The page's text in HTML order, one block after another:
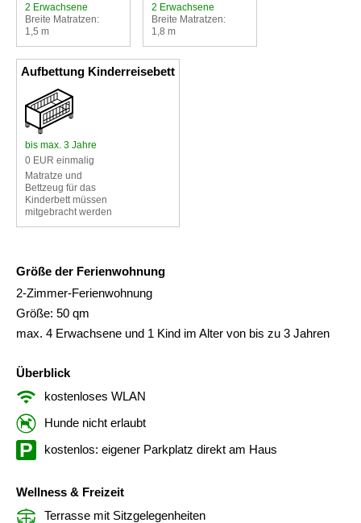
2 Erwachsene
Breite Matratzen:
1,5 m
2 Erwachsene
Breite Matratzen:
1,8 m
Aufbettung Kinderreisebett
bis max. 3 Jahre
0 EUR einmalig
Matratze und
Bettzeug für das
Kinderbett müssen
mitgebracht werden
Größe der Ferienwohnung
2-Zimmer-Ferienwohnung
Größe: 50 qm
max. 4 Erwachsene und 1 Kind im Alter von bis zu 3 Jahren
Überblick
kostenloses WLAN
Hunde nicht erlaubt
kostenlos: eigener Parkplatz direkt am Haus
Wellness & Freizeit
Terrasse mit Sitzgelegenheiten